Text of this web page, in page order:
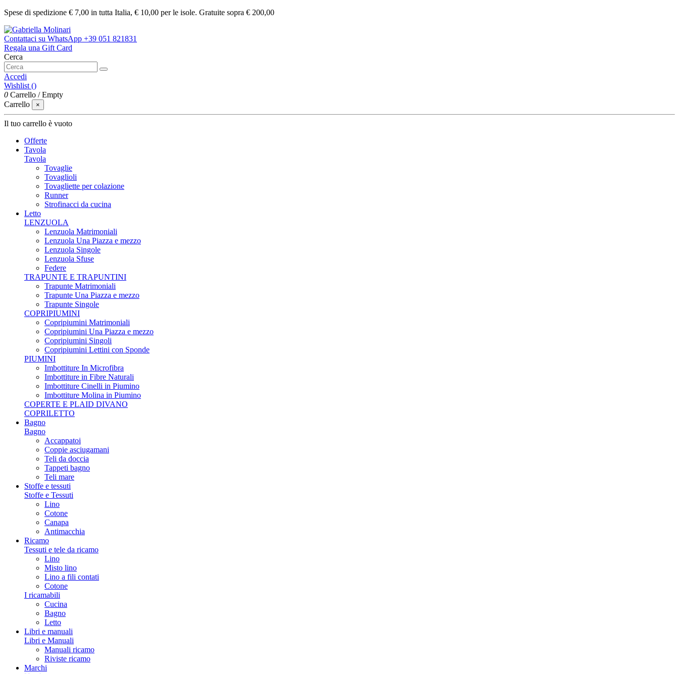
Spese di spedizione € 7,00 in tutta Italia, € 10,00 per le isole. Gratuite sopra € 200,00
Contattaci su WhatsApp +39 051 821831
Regala una Gift Card
Cerca
Accedi
Wishlist ()
0 Carrello /Empty
Carrello
×
Il tuo carrello è vuoto
Offerte
Tavola
Tavola
Tovaglie
Tovaglioli
Tovagliette per colazione
Runner
Strofinacci da cucina
Letto
LENZUOLA
Lenzuola Matrimoniali
Lenzuola Una Piazza e mezzo
Lenzuola Singole
Lenzuola Sfuse
Federe
TRAPUNTE E TRAPUNTINI
Trapunte Matrimoniali
Trapunte Una Piazza e mezzo
Trapunte Singole
COPRIPIUMINI
Copripiumini Matrimoniali
Copripiumini Una Piazza e mezzo
Copripiumini Singoli
Copripiumini Lettini con Sponde
PIUMINI
Imbottiture In Microfibra
Imbottiture in Fibre Naturali
Imbottiture Cinelli in Piumino
Imbottiture Molina in Piumino
COPERTE E PLAID DIVANO
COPRILETTO
Bagno
Bagno
Accappatoi
Coppie asciugamani
Teli da doccia
Tappeti bagno
Teli mare
Stoffe e tessuti
Stoffe e Tessuti
Lino
Cotone
Canapa
Antimacchia
Ricamo
Tessuti e tele da ricamo
Lino
Misto lino
Lino a fili contati
Cotone
I ricamabili
Cucina
Bagno
Letto
Libri e manuali
Libri e Manuali
Manuali ricamo
Riviste ricamo
Marchi